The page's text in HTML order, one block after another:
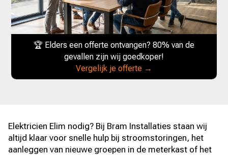
🏆 Elders een offerte ontvangen? 80% van de
gevallen zijn wij goedkoper!
Vergelijk je offerte →
Elektricien Elim nodig? Bij Bram Installaties staan wij
altijd klaar voor snelle hulp bij stroomstoringen, het
aanleggen van nieuwe groepen in de meterkast of het